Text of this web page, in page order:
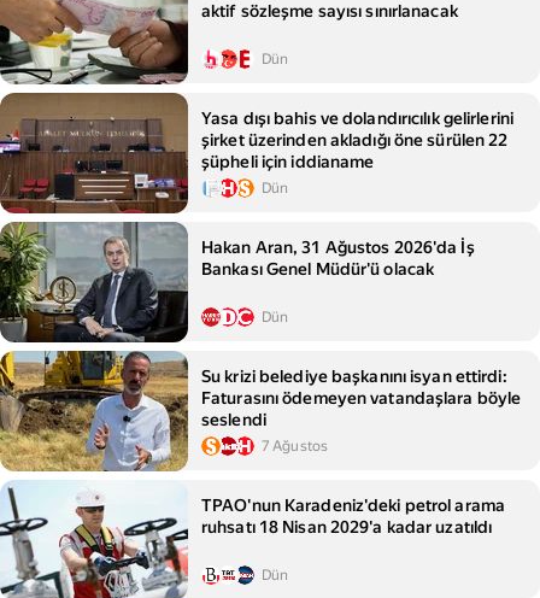
aktif sözleşme sayısı sınırlanacak
Dün
Yasa dışı bahis ve dolandırıcılık gelirlerini
şirket üzerinden akladığı öne sürülen 22
şüpheli için iddianame
Dün
Hakan Aran, 31 Ağustos 2026'da İş
Bankası Genel Müdür'ü olacak
Dün
Su krizi belediye başkanını isyan ettirdi:
Faturasını ödemeyen vatandaşlara böyle
seslendi
7 Ağustos
TPAO'nun Karadeniz'deki petrol arama
ruhsatı 18 Nisan 2029'a kadar uzatıldı
Dün